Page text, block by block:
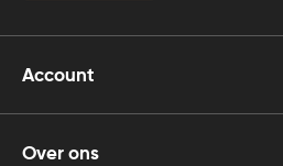
Account
Over ons